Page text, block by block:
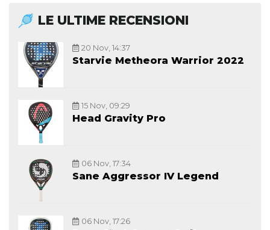
LE ULTIME RECENSIONI
20 Nov, 14:37
Starvie Metheora Warrior 2022
15 Nov, 09:29
Head Gravity Pro
06 Nov, 17:34
Sane Aggressor IV Legend
06 Nov, 17:26